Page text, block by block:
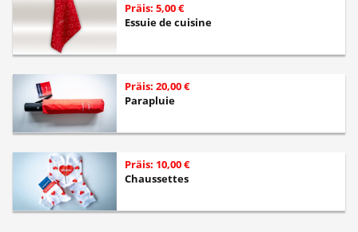
Präis: 5,00 €
Essuie de cuisine
Präis: 20,00 €
Parapluie
Präis: 10,00 €
Chaussettes